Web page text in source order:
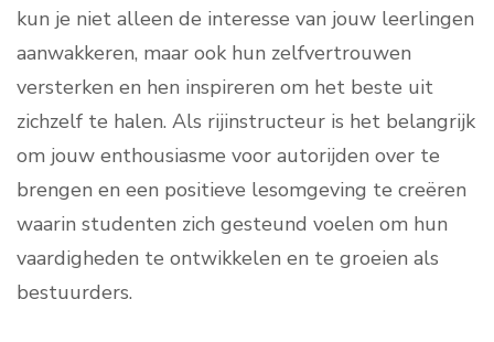
kun je niet alleen de interesse van jouw leerlingen
aanwakkeren, maar ook hun zelfvertrouwen
versterken en hen inspireren om het beste uit
zichzelf te halen. Als rijinstructeur is het belangrijk
om jouw enthousiasme voor autorijden over te
brengen en een positieve lesomgeving te creëren
waarin studenten zich gesteund voelen om hun
vaardigheden te ontwikkelen en te groeien als
bestuurders.